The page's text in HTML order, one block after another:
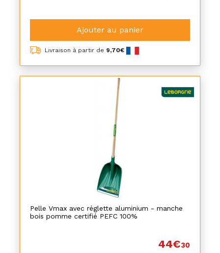
Ajouter au panier
Livraison à partir de 9,70€
Pelle Vmax avec réglette aluminium - manche
bois pomme certifié PEFC 100%
44€30